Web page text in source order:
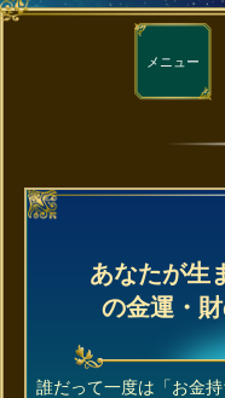
メニュー
あなたが生
の金運・
誰だって一度は「お金